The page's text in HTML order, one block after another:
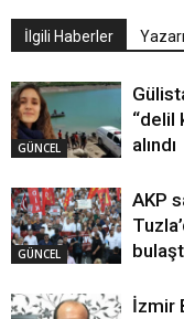
İlgili Haberler
GÜNCEL
“delil
alındı
GÜNCEL
AKP
İzmir